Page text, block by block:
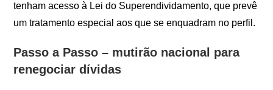
tenham acesso à Lei do Superendividamento, que prevê
um tratamento especial aos que se enquadram no perfil.
Passo a Passo – mutirão nacional para
renegociar dívidas